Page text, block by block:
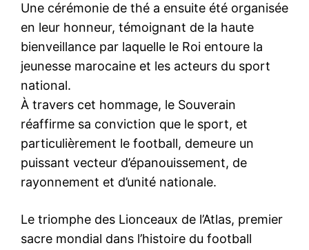
Une cérémonie de thé a ensuite été organisée
en leur honneur, témoignant de la haute
bienveillance par laquelle le Roi entoure la
jeunesse marocaine et les acteurs du sport
national.
À travers cet hommage, le Souverain
réaffirme sa conviction que le sport, et
particulièrement le football, demeure un
puissant vecteur d’épanouissement, de
rayonnement et d’unité nationale.
Le triomphe des Lionceaux de l’Atlas, premier
sacre mondial dans l’histoire du football